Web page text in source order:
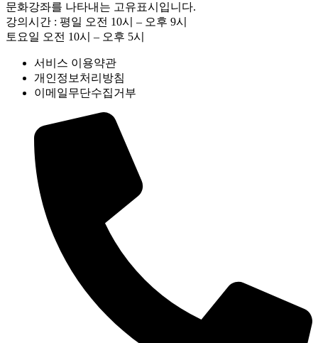
문화강좌를 나타내는 고유표시입니다.
강의시간 : 평일 오전 10시 – 오후 9시
토요일 오전 10시 – 오후 5시
서비스 이용약관
개인정보처리방침
이메일무단수집거부